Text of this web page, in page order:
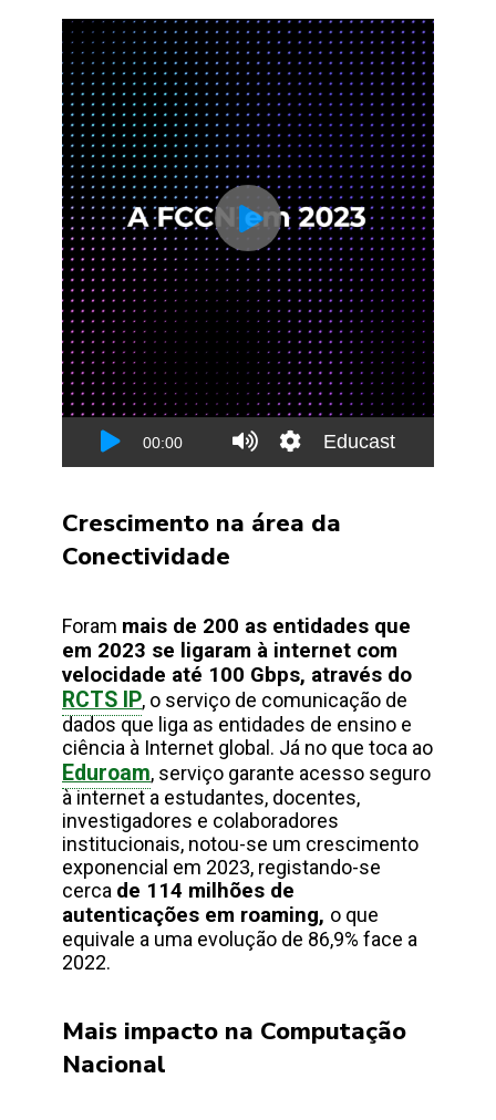
Crescimento na área da
Conectividade
Foram mais de 200 as entidades que
em 2023 se ligaram à internet com
velocidade até 100 Gbps, através do
RCTS IP, o serviço de comunicação de
dados que liga as entidades de ensino e
ciência à Internet global. Já no que toca ao
Eduroam, serviço garante acesso seguro
à internet a estudantes, docentes,
investigadores e colaboradores
institucionais, notou-se um crescimento
exponencial em 2023, registando-se
cerca de 114 milhões de
autenticações em roaming, o que
equivale a uma evolução de 86,9% face a
2022.
Mais impacto na Computação
Nacional